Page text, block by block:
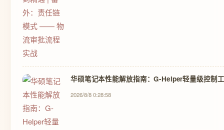
华硕笔记本性能解放指南：G-Helper轻量级控制
2026/8/8 0:28:58